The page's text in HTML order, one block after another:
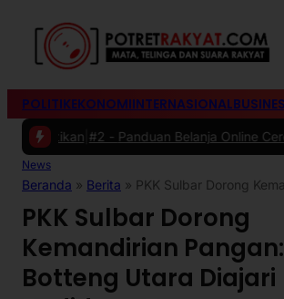
POLITIKEKONOMIINTERNASIONAL
| #2 -Panduan Belanja Online Cerdas:
News
Beranda » Berita » PKK Sulbar Dorong
PKK Sulbar Dorong
Kemandirian
Botteng Utara Diajari